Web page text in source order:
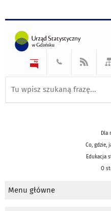
Dla
Co, gdzie,
Edukacja
O
Menu główne